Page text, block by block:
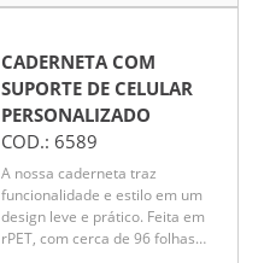
CADERNETA COM
SUPORTE DE CELULAR
PERSONALIZADO
COD.: 6589
A nossa caderneta traz
funcionalidade e estilo em um
design leve e prático. Feita em
rPET, com cerca de 96 folhas